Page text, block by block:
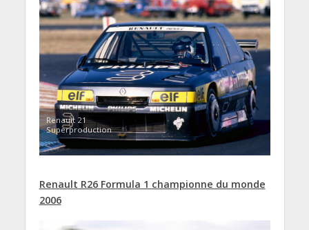
Renault 21
Superproduction
Renault R26 Formula 1 championne du monde
2006